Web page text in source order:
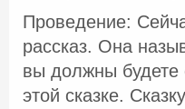
Проведение:
рассказ. Она
вы должны будете
этой сказке.